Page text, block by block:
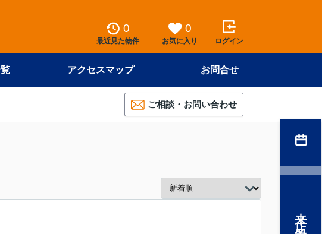
0
最近見た物件
0
お気に入り ログイン
アクセスマップ お問合せ
ご相談・お問い合わせ
来店予約